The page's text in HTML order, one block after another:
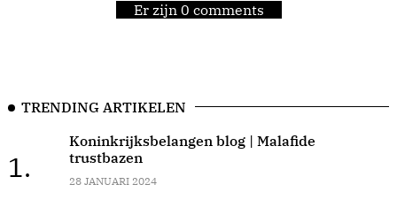
Er zijn 0 comments
TRENDING ARTIKELEN
1.
Koninkrijksbelangen blog | Malafide
trustbazen
28 JANUARI 2024